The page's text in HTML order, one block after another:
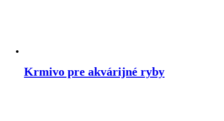
Krmivo pre akvárijné ryby